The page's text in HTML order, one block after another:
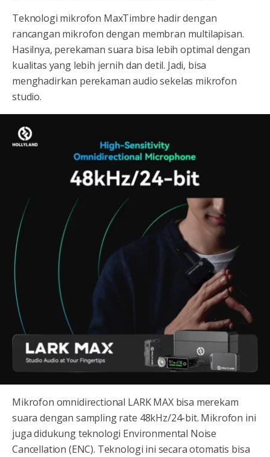
Teknologi mikrofon MaxTimbre hadir dengan
rancangan mikrofon dengan membran multilapisan.
Hasilnya, perekaman suara bisa lebih optimal dengan
kualitas yang lebih jernih dan detil. Jadi, bisa
menghadirkan perekaman audio sekelas mikrofon
studio.
Mikrofon omnidirectional LARK MAX bisa merekam
suara dengan sampling rate 48kHz/24-bit. Mikrofon ini
juga didukung teknologi Environmental Noise
Cancellation (ENC). Teknologi ini secara otomatis bisa